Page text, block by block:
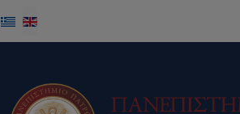
Select your language